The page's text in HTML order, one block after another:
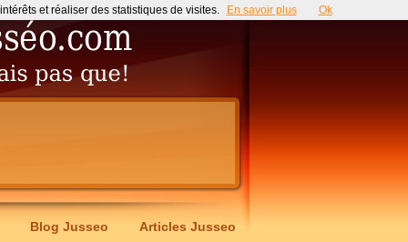
Blog Jusseo Articles Jusseo
et réaliser des statistiques de visites. En savoir plus Ok